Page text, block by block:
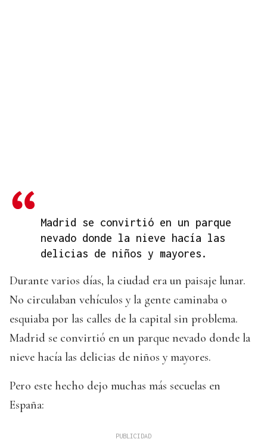
Madrid se convirtió en un parque
nevado donde la nieve hacía las
delicias de niños y mayores.
Durante varios días, la ciudad era un paisaje lunar.
No circulaban vehículos y la gente caminaba o
esquiaba por las calles de la capital sin problema.
Madrid se convirtió en un parque nevado donde la
nieve hacía las delicias de niños y mayores.
Pero este hecho dejo muchas más secuelas en
España: